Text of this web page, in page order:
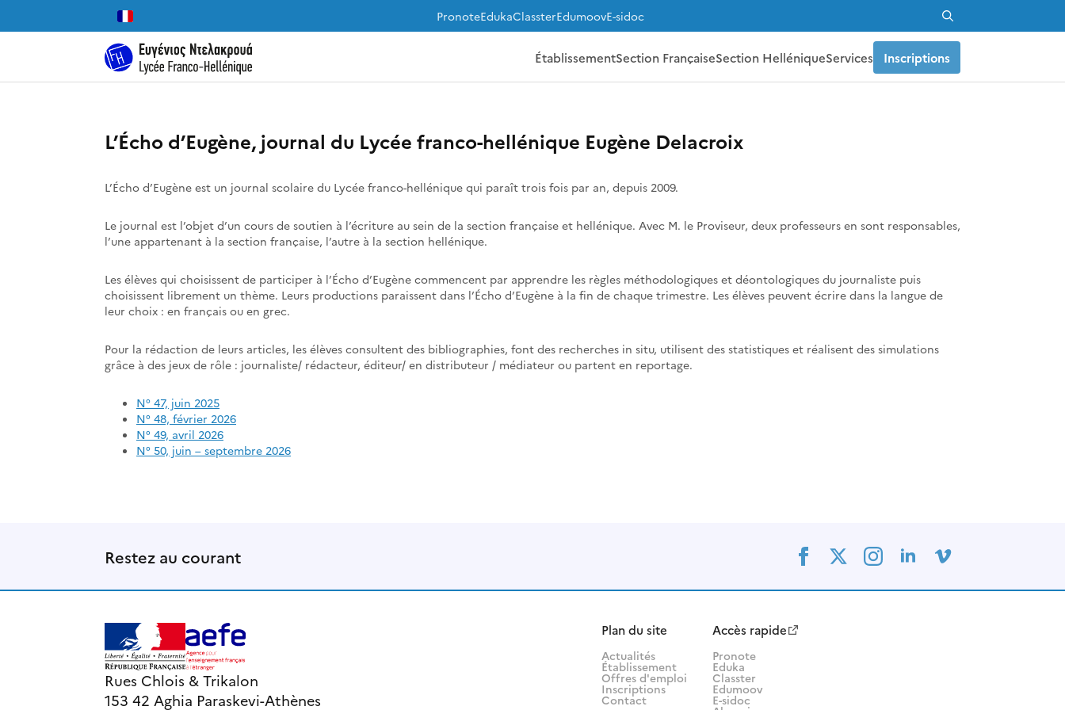
PronoteEdukaClassterEdumoovE-sidoc
Search
ÉtablissementSection FrançaiseSection HelléniqueServices Inscriptions
L’Écho d’Eugène, journal du Lycée franco-hellénique Eugène Delacroix
L’Écho d’Eugène est un journal scolaire du Lycée franco-hellénique qui paraît trois fois par an, depuis 2009.
Le journal est l’objet d’un cours de soutien à l’écriture au sein de la section française et hellénique. Avec M. le Proviseur, deux professeurs en sont responsables,
l’une appartenant à la section française, l’autre à la section hellénique.
Les élèves qui choisissent de participer à l’Écho d’Eugène commencent par apprendre les règles méthodologiques et déontologiques du journaliste puis
choisissent librement un thème. Leurs productions paraissent dans l’Écho d’Eugène à la fin de chaque trimestre. Les élèves peuvent écrire dans la langue de
leur choix : en français ou en grec.
Pour la rédaction de leurs articles, les élèves consultent des bibliographies, font des recherches in situ, utilisent des statistiques et réalisent des simulations
grâce à des jeux de rôle : journaliste/ rédacteur, éditeur/ en distributeur / médiateur ou partent en reportage.
N° 47, juin 2025
N° 48, février 2026
N° 49, avril 2026
N° 50, juin – septembre 2026
Restez au courant
Rues Chlois & Trikalon
153 42 Aghia Paraskevi-Athènes
Plan du site
Actualités
Établissement
Offres d'emploi
Inscriptions
Contact
Accès rapide
Pronote
Eduka
Classter
Edumoov
E-sidoc